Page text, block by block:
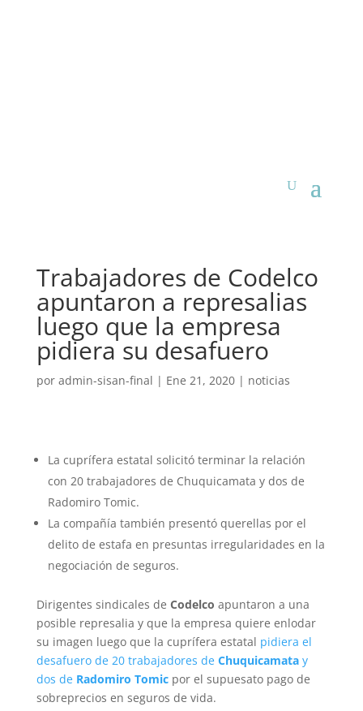
Trabajadores de Codelco
apuntaron a represalias
luego que la empresa
pidiera su desafuero
por admin-sisan-final | Ene 21, 2020| noticias
La cuprífera estatal solicitó terminar la relación
con 20 trabajadores de Chuquicamata y dos de
Radomiro Tomic.
La compañía también presentó querellas por el
delito de estafa en presuntas irregularidades en la
negociación de seguros.
Dirigentes sindicales de Codelco apuntaron a una
posible represalia y que la empresa quiere enlodar
su imagen luego que la cuprífera estatal pidiera el
desafuero de 20 trabajadores de Chuquicamatay
dos de Radomiro Tomicpor el supuesato pago de
sobreprecios en seguros de vida.